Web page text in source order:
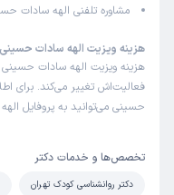
مشاوره تلفنی الهه سادات
هزینه ویزیت الهه سادات حسینی
هزینه ویزیت الهه سادات
فعالیت‌اش تغییر می‌کند. برای
حسینی می‌توانید به پروفایل
تخصص‌ها و خدمات دکتر
دکتر روانشناسی کودک تهران